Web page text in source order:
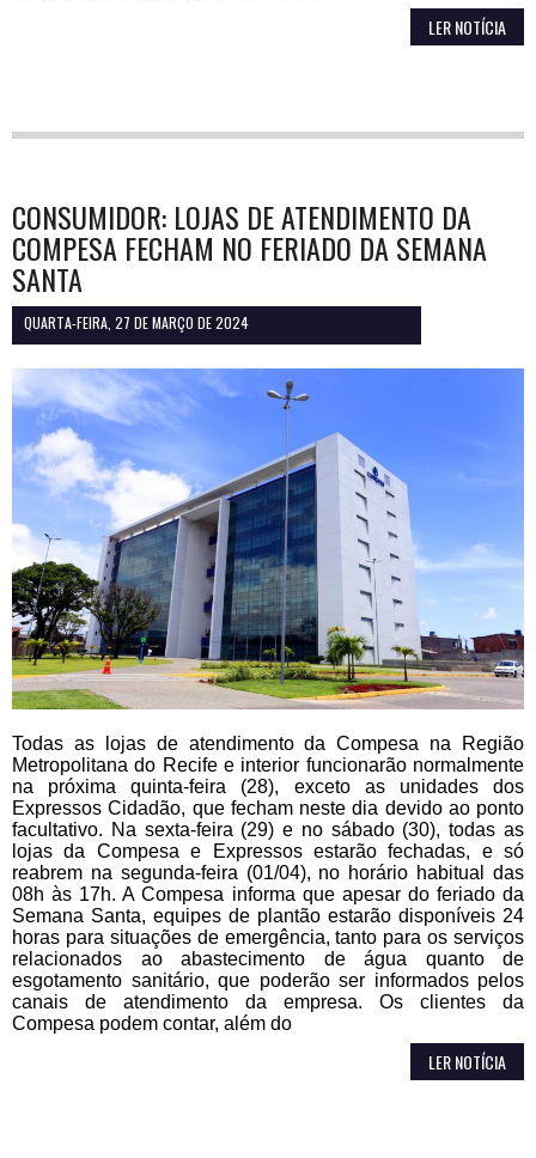
LER NOTÍCIA
CONSUMIDOR: LOJAS DE ATENDIMENTO DA
COMPESA FECHAM NO FERIADO DA SEMANA
SANTA
QUARTA-FEIRA, 27 DE MARÇO DE 2024
Todas as lojas de atendimento da Compesa na Região
Metropolitana do Recife e interior funcionarão normalmente
na próxima quinta-feira (28), exceto as unidades dos
Expressos Cidadão, que fecham neste dia devido ao ponto
facultativo. Na sexta-feira (29) e no sábado (30), todas as
lojas da Compesa e Expressos estarão fechadas, e só
reabrem na segunda-feira (01/04), no horário habitual das
08h às 17h. A Compesa informa que apesar do feriado da
Semana Santa, equipes de plantão estarão disponíveis 24
horas para situações de emergência, tanto para os serviços
relacionados ao abastecimento de água quanto de
esgotamento sanitário, que poderão ser informados pelos
canais de atendimento da empresa. Os clientes da
Compesa podem contar, além do
LER NOTÍCIA